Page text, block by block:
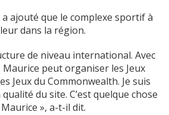
a ajouté que le complexe sportif à
dans la région.
de niveau international. Avec
peut organiser les Jeux
Jeux du Commonwealth. Je suis
du site. C’est quelque chose
», a-t-il dit.